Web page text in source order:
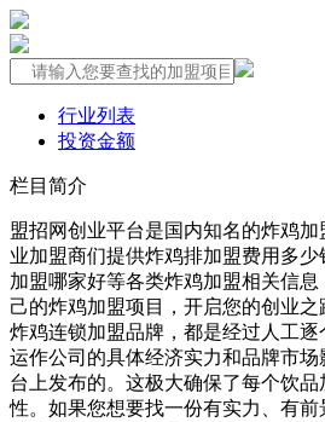
行业列表
投资金额
栏目简介
盟招网创业平台是国内知名的炸鸡加
业加盟商们提供炸鸡排加盟费用多
加盟哪家好等各类炸鸡加盟相关信
己的炸鸡加盟项目，开启您的创业
炸鸡连锁加盟品牌，都是经过人工逐
运作公司的具体经济实力和品牌市
台上发布的。这极大确保了每个饮
性。如果您想要找一份有实力、有前